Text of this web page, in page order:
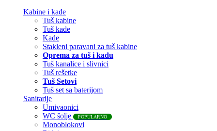
Kabine i kade
Tuš kabine
Tuš kade
Kade
Stakleni paravani za tuš kabine
Oprema za tuš i kadu
Tuš kanalice i slivnici
Tuš rešetke
Tuš Setovi
Tuš set sa baterijom
Sanitarije
Umivaonici
WC šolje
POPULARNO
Monoblokovi